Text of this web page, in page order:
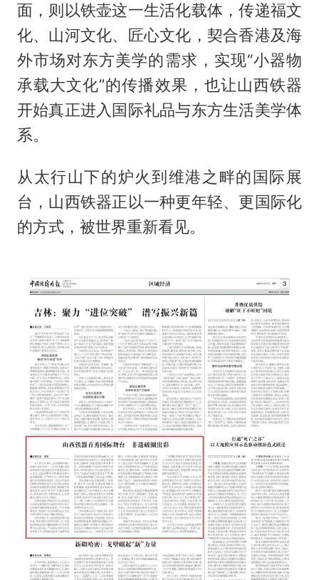
面，则以铁壶这一生活化载体，传递福文
化、山河文化、匠心文化，契合香港及海
外市场对东方美学的需求，实现“小器物
承载大文化”的传播效果，也让山西铁器
开始真正进入国际礼品与东方生活美学体
系。
从太行山下的炉火到维港之畔的国际展
台，山西铁器正以一种更年轻、更国际化
的方式，被世界重新看见。